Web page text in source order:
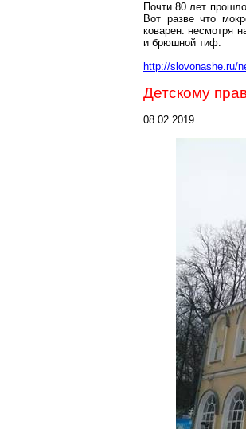
Почти 80 лет
Вот разве что
коварен: несмотря
и брюшной тиф.
http://slovonashe.ru/
Детскому
08.02.2019